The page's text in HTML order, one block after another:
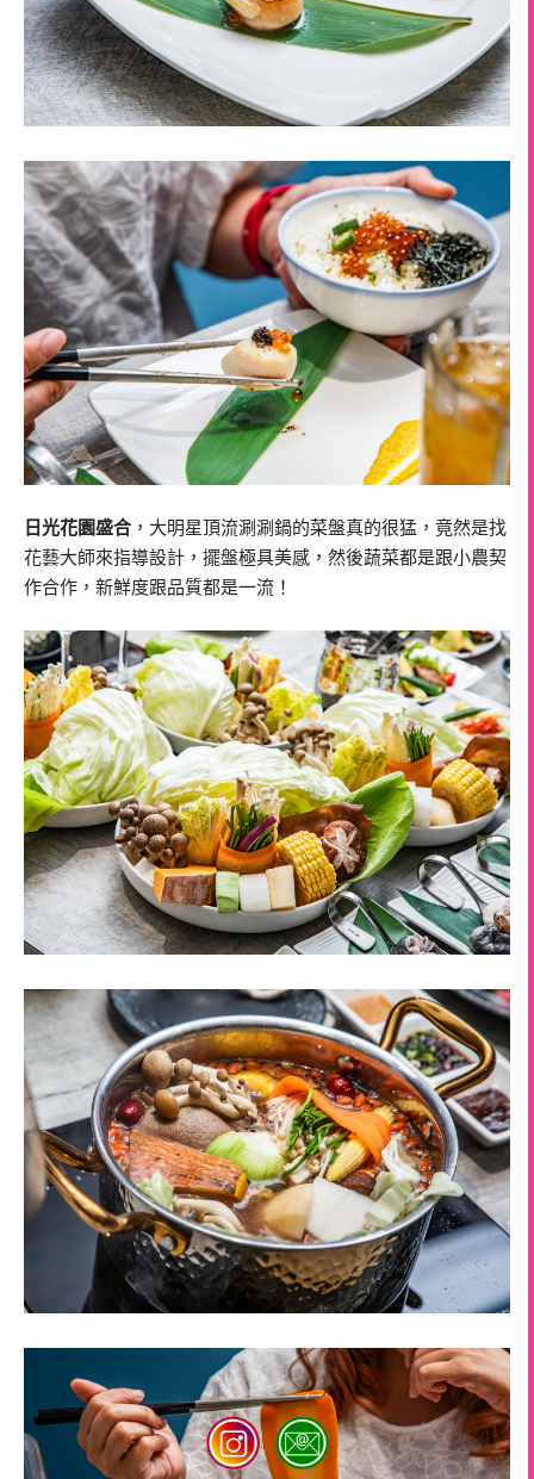
日光花園盛合 ，大明星頂流涮涮鍋的菜盤真的很猛，竟然是找
花藝大師來指導設計，擺盤極具美感，然後蔬菜都是跟小農契
作合作，新鮮度跟品質都是一流！